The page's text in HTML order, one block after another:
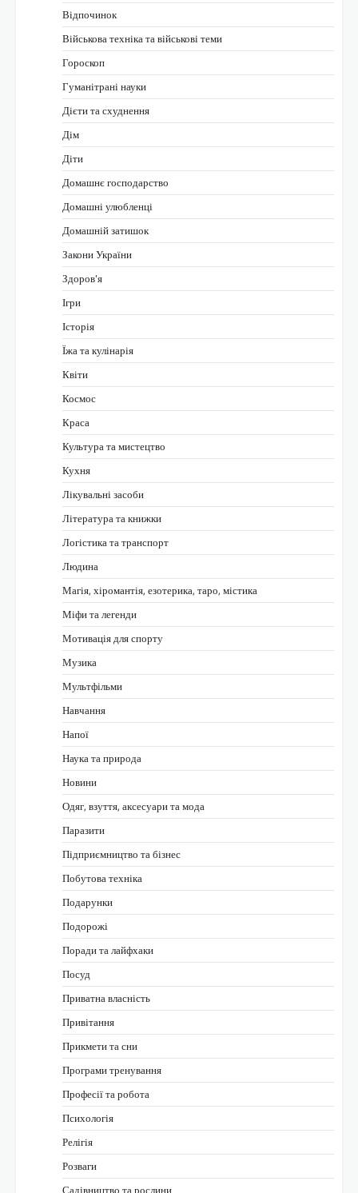
Відпочинок
Військова техніка та військові теми
Гороскоп
Гуманітрані науки
Дієти та схуднення
Дім
Діти
Домашнє господарство
Домашні улюбленці
Домашній затишок
Закони України
Здоров'я
Ігри
Історія
Їжа та кулінарія
Квіти
Космос
Краса
Культура та мистецтво
Кухня
Лікувальні засоби
Література та книжки
Логістика та транспорт
Людина
Магія, хіромантія, езотерика, таро, містика
Міфи та легенди
Мотивація для спорту
Музика
Мультфільми
Навчання
Напої
Наука та природа
Новини
Одяг, взуття, аксесуари та мода
Паразити
Підприємництво та бізнес
Побутова техніка
Подарунки
Подорожі
Поради та лайфхаки
Посуд
Приватна власність
Привітання
Прикмети та сни
Програми тренування
Професії та робота
Психологія
Релігія
Розваги